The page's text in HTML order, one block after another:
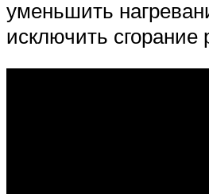
уменьшить
исключить сгорание